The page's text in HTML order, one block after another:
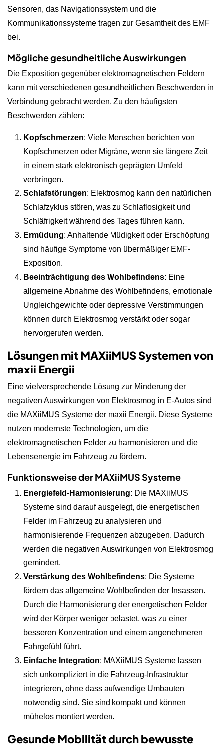
Sensoren, das Navigationssystem und die
Kommunikationssysteme tragen zur Gesamtheit des EMF
bei.
Mögliche gesundheitliche Auswirkungen
Die Exposition gegenüber elektromagnetischen Feldern
kann mit verschiedenen gesundheitlichen Beschwerden in
Verbindung gebracht werden. Zu den häufigsten
Beschwerden zählen:
Kopfschmerzen: Viele Menschen berichten von
Kopfschmerzen oder Migräne, wenn sie längere Zeit
in einem stark elektronisch geprägten Umfeld
verbringen.
Schlafstörungen: Elektrosmog kann den natürlichen
Schlafzyklus stören, was zu Schlaflosigkeit und
Schläfrigkeit während des Tages führen kann.
Ermüdung: Anhaltende Müdigkeit oder Erschöpfung
sind häufige Symptome von übermäßiger EMF-
Exposition.
Beeinträchtigung des Wohlbefindens: Eine
allgemeine Abnahme des Wohlbefindens, emotionale
Ungleichgewichte oder depressive Verstimmungen
können durch Elektrosmog verstärkt oder sogar
hervorgerufen werden.
Lösungen mit MAXiiMUS Systemen von
maxii Energii
Eine vielversprechende Lösung zur Minderung der
negativen Auswirkungen von Elektrosmog in E-Autos sind
die MAXiiMUS Systeme der maxii Energii. Diese Systeme
nutzen modernste Technologien, um die
elektromagnetischen Felder zu harmonisieren und die
Lebensenergie im Fahrzeug zu fördern.
Funktionsweise der MAXiiMUS Systeme
Energiefeld-Harmonisierung: Die MAXiiMUS
Systeme sind darauf ausgelegt, die energetischen
Felder im Fahrzeug zu analysieren und
harmonisierende Frequenzen abzugeben. Dadurch
werden die negativen Auswirkungen von Elektrosmog
gemindert.
Verstärkung des Wohlbefindens: Die Systeme
fördern das allgemeine Wohlbefinden der Insassen.
Durch die Harmonisierung der energetischen Felder
wird der Körper weniger belastet, was zu einer
besseren Konzentration und einem angenehmeren
Fahrgefühl führt.
Einfache Integration: MAXiiMUS Systeme lassen
sich unkompliziert in die Fahrzeug-Infrastruktur
integrieren, ohne dass aufwendige Umbauten
notwendig sind. Sie sind kompakt und können
mühelos montiert werden.
Gesunde Mobilität durch bewusste